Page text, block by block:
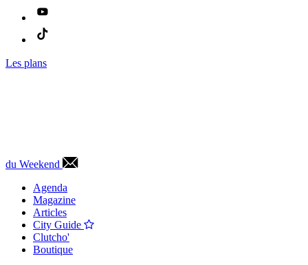
Les plans
du Weekend
Agenda
Magazine
Articles
City Guide
Clutcho'
Boutique